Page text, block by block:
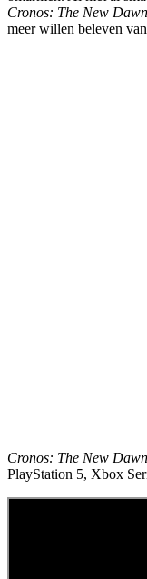
Cronos: The New Dawn
meer willen beleven
Cronos: The New Dawn
PlayStation 5, Xbox